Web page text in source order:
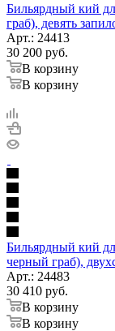
Бильярдный кий
граб), девять
Арт.: 24413
30 200 руб.
В корзину
В корзину
Бильярдный кий
черный граб),
Арт.: 24483
30 410 руб.
В корзину
В корзину